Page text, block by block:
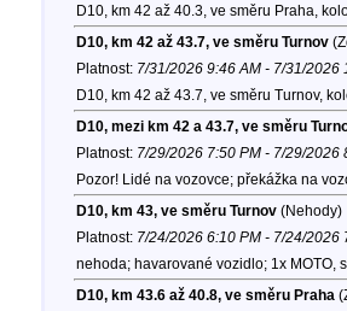
D10, km 42 až 40.3, ve směru Praha,
D10, km 42 až 43.7, ve směru Turnov
Platnost: 7/31/2026 9:46 AM - 7/31/2026
D10, km 42 až 43.7, ve směru Turnov,
D10, mezi km 42 a 43.7, ve směru
Platnost: 7/29/2026 7:50 PM - 7/29/2026
Pozor! Lidé na vozovce; překážka na
D10, km 43, ve směru Turnov(Nehody)
Platnost: 7/24/2026 6:10 PM - 7/24/2026
nehoda; havarované vozidlo; 1x MOTO,
D10, km 43.6 až 40.8, ve směru Praha